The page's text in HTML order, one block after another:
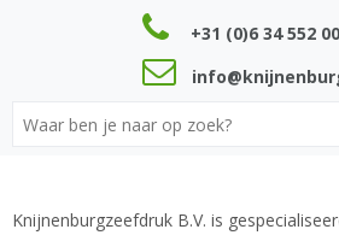
+31 (0)6 34 552
Knijnenburgzeefdruk B.V. is